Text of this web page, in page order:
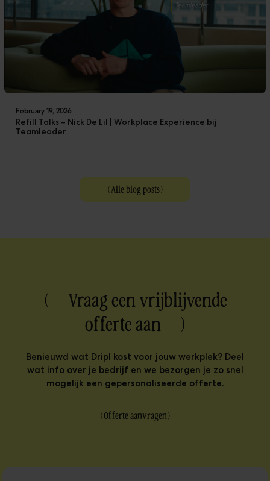
February 19, 2026
Refill Talks – Nick De Lil | Workplace Experience bij
Teamleader
(Alle blog posts)
( Vraag een vrijblijvende
offerte aan )
Benieuwd wat Dripl kost voor jouw werkplek? Deel
wat info over je bedrijf en we bezorgen je zo snel
mogelijk een gepersonaliseerde offerte.
(Offerte aanvragen)